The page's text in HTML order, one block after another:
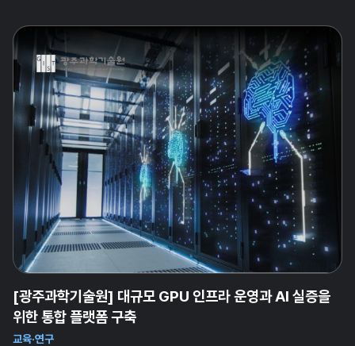
[광주과학기술원] 대규모 GPU 인프라 운영과 AI 실증을
위한 통합 플랫폼 구축
교육·연구